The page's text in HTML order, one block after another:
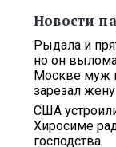
Новости
Рыдала и
но он
Москве муж
зарезал жену
США
Хиросиме
господства